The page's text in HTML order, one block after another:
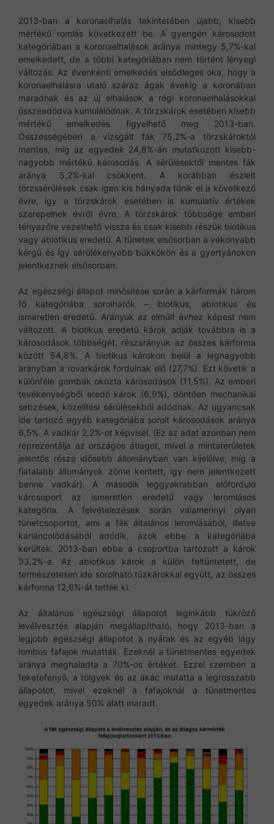
2013-ban a koronaelhalás tekintetében újabb, kisebb
mértékű romlás következett be. A gyengén károsodott
kategóriában a koronaelhalások aránya mintegy 5,7%-kal
emelkedett, de a többi kategóriában nem történt lényegi
változás. Az évenkénti emelkedés elsődleges oka, hogy a
koronaelhalásra utaló száraz ágak évekig a koronában
maradnak és az új elhalások a régi koronaelhalásokkal
összeadódva kumulálódnak. A törzskárok esetében kisebb
mértékű emelkedés figyelhető meg 2013-ban.
Összességében a vizsgált fák 75,2%-a törzskároktól
mentes, míg az egyedek 24,8%-án mutatkozott kisebb-
nagyobb mértékű károsodás. A sérülésektől mentes fák
aránya 5,2%-kal csökkent. A korábban észlelt
törzssérülések csak igen kis hányada tűnik el a következő
évre, így a törzskárok esetében is kumulatív értékek
szerepelnek évről évre. A törzskárok többsége emberi
tényezőre vezethető vissza és csak kisebb részük biotikus
vagy abiotikus eredetű. A tünetek elsősorban a vékonyabb
kérgű és így sérülékenyebb bükkökön és a gyertyánokon
jelentkeznek elsősorban.
Az egészségi állapot minősítése során a kárformák három
fő kategóriába sorolhatók – biotikus, abiotikus és
ismeretlen eredetű. Arányuk az elmúlt évhez képest nem
változott. A biotikus eredetű károk adják továbbra is a
károsodások többségét, részarányuk az összes kárforma
között 54,8%. A biotikus károkon belül a legnagyobb
arányban a rovarkárok fordulnak elő (27,7%). Ezt követik a
különféle gombák okozta károsodások (11,5%). Az emberi
tevékenységből eredő károk (6,9%), döntően mechanikai
sebzések, közelítési sérülésekből adódnak. Az ugyancsak
ide tartozó egyéb kategóriába sorolt károsodások aránya
6,5%. A vadkár 2,2%-ot képvisel. (Ez az adat azonban nem
reprezentálja az országos átlagot, mivel a mintaterületek
jelentős része idősebb állományban van kijelölve, míg a
fiatalabb állományok zöme kerített, így nem jelentkezett
benne vadkár). A második leggyakrabban előforduló
kárcsoport az ismeretlen eredetű vagy leromlásos
kategória. A felvételezések során valamennyi olyan
tünetcsoportot, ami a fák általános leromlásából, illetve
kárláncolódásából adódik, azok ebbe a kategóriába
kerültek. 2013-ban ebbe a csoportba tartozott a károk
33,2%-a. Az abiotikus károk a külön feltüntetett, de
természetesen ide sorolható tűzkárokkal együtt, az összes
kárforma 12,6%-át tették ki.
Az általános egészségi állapotot leginkább tükröző
levélvesztés alapján megállapítható, hogy 2013-ban a
legjobb egészségi állapotot a nyárak és az egyéb lágy
lombos fafajok mutatták. Ezeknél a tünetmentes egyedek
aránya meghaladta a 70%-os értéket. Ezzel szemben a
feketefenyő, a tölgyek és az akác mutatta a legrosszabb
állapotot, mivel ezeknél a fafajoknál a tünetmentes
egyedek aránya 50% alatt maradt.